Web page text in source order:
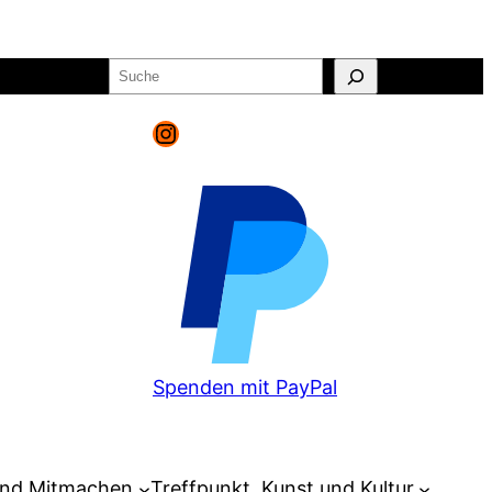
Suchen
Instagram
Spenden mit PayPal